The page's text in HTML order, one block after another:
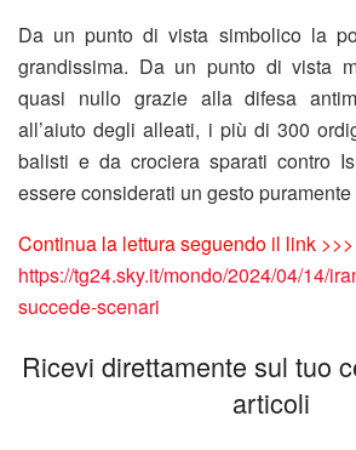
Da un punto di vista simbolico la
grandissima. Da un punto di vista
quasi nullo grazie alla difesa
all’aiuto degli alleati, i più di 300
balisti e da crociera sparati contro
essere considerati un gesto
Continua la lettura seguendo il link >>>
https://tg24.sky.it/mondo/2024/04/14/
succede-scenari
Ricevi direttamente sul tuo
articoli